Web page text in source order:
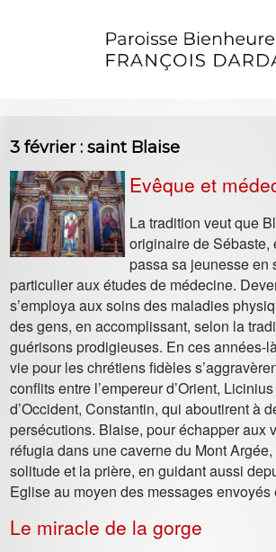
Vie de la paroisse
Les clochers
Sacrements et vie
Enfants et jeunes
Photos
Contact
3 février : saint Blaise
Evêque et
La tradition veut que
originaire de Sébaste,
passa sa jeunesse en
particulier aux études de médecine.
s’employa aux soins des maladies
des gens, en accomplissant, selon la
guérisons prodigieuses. En ces années-
vie pour les chrétiens fidèles
conflits entre l’empereur d’Orient,
d’Occident, Constantin, qui aboutirent à
persécutions. Blaise, pour échapper aux
réfugia dans une caverne du Mont
solitude et la prière, en guidant aussi
Eglise au moyen des messages envoyés
Le miracle de la gorge